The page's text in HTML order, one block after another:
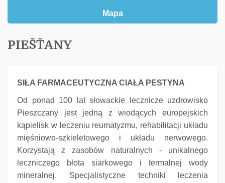
Mapa
PIEŠŤANY
SIŁA FARMACEUTYCZNA CIAŁA PESTYNA
Od ponad 100 lat słowackie lecznicze uzdrowisko
Pieszczany jest jedną z wiodących europejskich
kąpielisk w leczeniu reumatyzmu, rehabilitacji układu
mięśniowo-szkieletowego i układu nerwowego.
Korzystają z zasobów naturalnych - unikalnego
leczniczego błota siarkowego i termalnej wody
mineralnej.
Specjalistyczne techniki leczenia